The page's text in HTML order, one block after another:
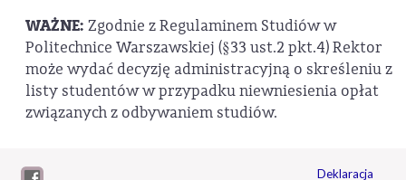
WAŻNE: Zgodnie z Regulaminem Studiów w
Politechnice Warszawskiej (§33 ust.2 pkt.4) Rektor
może wydać decyzję administracyjną o skreśleniu z
listy studentów w przypadku niewniesienia opłat
związanych z odbywaniem studiów.
Deklaracja